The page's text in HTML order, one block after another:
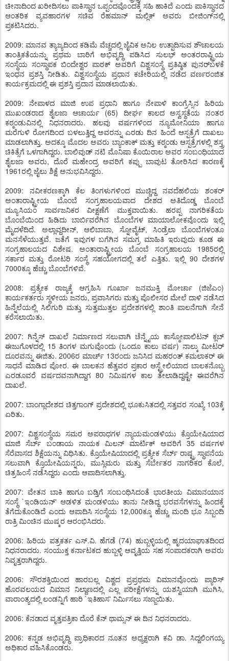
ಚೀನಾದಿಂದ ಖರೀದಿಸಲು ಪಾಕಿಸ್ಥಾನ ಒಪ್ಪಂದವೊಂದಕ್ಕೆ ಸಹಿ ಹಾಕಿದೆ ಎಂದು ಪಾಕಿಸ್ಥಾನದ
ಆಂತರಿಕ ವ್ಯವಹಾರಗಳ ಸಚಿವ ರೆಹಮಾನ್ ಮಲ್ಲಿಕ್ ಅವರು ಬೀಜಿಂಗ್‌ನಲ್ಲಿ
ಪ್ರಕಟಿಸಿದರು.
2009: ಮಾನವ ತ್ಯಾಜ್ಯದಿಂದ ಕಡಿಮೆ ವೆಚ್ಚದಲ್ಲಿ ಜೈವಿಕ ಅನಿಲ ಉತ್ಪಾದಿಸುವ ಶೌಚಾಲಯ
ತಾಂತ್ರಿಕತೆಯನ್ನು ಪ್ರಥಮ ಬಾರಿಗೆ ಅಭಿವೃದ್ಧಿ ಪಡಿಸಿದ ಸುಲಭ್ ಅಂತರರಾಷ್ಟ್ರಿಯ
ಸಂಸ್ಥೆಯ ಸಂಸ್ಥಾಪಕ ಬಿಂದೇಶ್ವರ ಪಾಠಕ್ ಅವರಿಗೆ ವಿಶ್ವಸಂಸ್ಥೆ ಪ್ರತಿಷ್ಠಿತ ಪುನರ್‌ಬಳಕೆ
ಇಂಧನ ಪ್ರಶಸ್ತಿ ನೀಡಿತು. ವಿಶ್ವಸಂಸ್ಥೆಯ ಪ್ರಧಾನ ಕಚೇರಿಯಲ್ಲಿ ನಡೆದ ವರ್ಣರಂಜಿತ
ಕಾರ್ಯಕ್ರಮದಲ್ಲಿ ಈ ಪ್ರಶಸ್ತಿ ಪ್ರದಾನ ಮಾಡಲಾಯಿತು.
2009: ನೇಪಾಳದ ಮಾಜಿ ಉಪ ಪ್ರಧಾನಿ ಹಾಗೂ ನೇಪಾಳಿ ಕಾಂಗ್ರೆಸ್ಸಿನ ಹಿರಿಯ
ಮುಖಂಡರಾದ ಶೈಲಜಾ ಆಚಾರ್ಯ (65) ದೀರ್ಘ ಕಾಲದ ಅಸ್ವಸ್ಥತೆಯ ನಂತರ
ಕಠ್ಮಂಡುವಿನಲ್ಲಿ ನಿಧನರಾದರು. ಹಲವು ವರ್ಷಗಳಿಂದ ನ್ಯೂಮೋನಿಯಾ ಹಾಗೂ
ಮರೆಗುಳಿ ರೋಗದಿಂದ ಬಳಲುತ್ತಿದ್ದ ಅವರನ್ನು ಎರಡು ದಿನ ಹಿಂದೆ ಆಸ್ಪತ್ರೆಗೆ ದಾಖಲು
ಮಾಡಲಾಗಿತ್ತು. ಅದಕ್ಕೂ ಮೊದಲ ಅವರು ಬ್ಯಾಂಕಾಕ್ ಮತ್ತು ಕಠ್ಮಂಡು ಆಸ್ಪತ್ರೆಗಳಲ್ಲಿ ಶಸ್ತ್ರ
ಚಿಕಿತ್ಸೆಗೆ ಒಳಗಾಗಿದ್ದರು. ಬಾಲಿವುಡ್ ನಟಿ ಮೊನಿಷಾ ಕೊಯಿರಾಲ ಅವರ ಸಂಬಂಧಿಯಾದ
ಶೈಲಜಾ ಅವರು, ದೊರೆ ಮಹೇಂದ್ರ ಅವರಿಗೆ ಕಪ್ಪು ಬಾವುಟ ತೋರಿಸಿದ ಕಾರಣಕ್ಕೆ
1961ರಲ್ಲಿ ಜೈಲು ಶಿಕ್ಷೆ ಅನುಭವಿಸಿದ್ದರು.
2009: ನವೀಕರಣಕ್ಕಾಗಿ ಕೆಲ ತಿಂಗಳುಗಳಿಂದ ಮುಚ್ಚಿದ್ದ ನವದೆಹಲಿಯ ಶಂಕರ್
ಅಂತಾರಾಷ್ಟ್ರೀಯ ಬೊಂಬೆ ಸಂಗ್ರಹಾಲಯವಾದ ದೇಶದ ಅತಿದೊಡ್ಡ ಬೊಂಬೆ
ಮ್ಯೂಸಿಯಂ ಸಾರ್ವಜನಿಕರ ವೀಕ್ಷಣೆಗೆ ಮುಕ್ತವಾಯಿತು. ಹರಪ್ಪ ನಾಗರಿಕತೆಯ
ಬೊಂಬೆಯಿಂದ ಹಿಡಿದು ಬಾರ್ಬಿವರೆಗಿನ ಬೊಂಬೆಗಳ ಮಾಯಾಲೋಕವೊಂದು ಇಲ್ಲಿ
ಮೈದಳೆದಿದೆ. ಅಲ್ಲಾವ್ದದೀನ್, ಆಲಿಬಾಬಾ, ಸ್ನೋವೈಟ್, ಸಿಂಡ್ರೆಲಾ ಬೊಂಬೆಗಳಂತೂ
ಮನಸೆಳೆಯುತ್ತವೆ. ಜತೆಗೆ ಇವುಗಳ ಬಗೆಗಿನ ಸಮಗ್ರ ಮಾಹಿತಿ ಇರುವುದು ಕೂಡ ಈ
ಸಂಗ್ರಹಾಲಯದ ವಿಶೇಷ. ಅಂತಾರಾಷ್ಟ್ರೀಯ ಬೊಂಬೆ ಸಂಗ್ರಹಾಲಯ 1985ರಲ್ಲಿ
ಸರ್ಕಾರ ಮತ್ತು ರೋಟರಿ ಸಂಸ್ಥೆ ಸಹಯೋಗದಲ್ಲಿ ತಲೆ ಎತ್ತಿತು. ಇಲ್ಲಿ 90 ದೇಶಗಳ
7000ಕ್ಕೂ ಹೆಚ್ಚು ಬೊಂಬೆಗಳಿವೆ.
2008: ಪ್ರತ್ಯೇಕ ರಾಜ್ಯಕ್ಕೆ ಆಗ್ರಹಿಸಿ ಗೂರ್ಖಾ ಜನಮುಕ್ತಿ ಮೋರ್ಚಾ (ಜಿಜೆಎಂ)
ಕಾರ್ಯಕರ್ತರು ಸ್ಥಳೀಯ ಜನರು, ಪ್ರವಾಸಿಗರು ಮತ್ತು ಪೊಲೀಸರ ಮೇಲೆ ದಾಳಿ ನಡೆಸಿದ
ಹಿನ್ನೆಲೆಯಲ್ಲಿ ಸಿಲಿಗುರಿ ಮತ್ತು ಸುತ್ತಮುತ್ತಲ ಪ್ರದೇಶಗಳಲ್ಲಿ ಶಾಂತಿ ಪಾಲನೆಗಾಗಿ ಸೇನೆ
ಕರೆಸಲಾಯಿತು.
2007: ಗಿನ್ನೆಸ್ ದಾಖಲೆ ನಿರ್ಮಾಣದ ಸಲುವಾಗಿ ಚೆನ್ನೈಯ ಕಾಸ್ಮೋಪಾಲಿಟನ್ ಕ್ಲಬ್
ಈಜುಗೊಳದಲ್ಲಿ 15 ತಿಂಗಳ ಮಗುವೊಂದು (ಒಂದೂ ಕಾಲು ವರ್ಷ) ನಾಲ್ಕು ಮೀಟರ್
ದೂರವನ್ನು ಈಜಿತು. 2006ರ ಮಾರ್ಚ್ 13ರಂದು ಜನಿಸಿದ ಮಹರಂತ್ ಕಮಲಾಕರ್ ಈ
ಸಾಧನೆ ಮಾಡಿದ ಪೋರ. ಈ ಬಾಲಕನ ಹೆತ್ತವರ ಪ್ರಕಾರ ಆಸ್ಟ್ರೇಲಿಯಾದ ಬಾಲಕನೊಬ್ಬ
ಎರಡೂವರೆ ವರ್ಷದವನಾಗಿದ್ದಾಗ 80 ನಿಮಿಷಗಳ ಕಾಲ ತೇಲಾಡಿದ್ದಷ್ಟೇ ಈವರೆಗಿನ
ದಾಖಲೆ.
2007: ಬಾಂಗ್ಲಾದೇಶದ ಚಿತ್ತಗಾಂಗ್ ಪ್ರದೇಶದಲ್ಲಿ ಭೂಕುಸಿತದಲ್ಲಿ ಸತ್ತವರ ಸಂಖ್ಯೆ 103ಕ್ಕೆ
ಏರಿತು.
2007: ವಿಶ್ವಸಂಸ್ಥೆಯ ಸಮರ ಅಪರಾಧಗಳ ನ್ಯಾಯಮಂಡಳಿಯು ಕ್ರೊಯೇಷಿಯಾದ
ಮಾಜಿ ಸೆರ್ಬ್ ಬಂಡಾಯ ನಾಯಕ ಮಿಲನ್ ಮಾರ್ಟಿಕ್ ಅವರಿಗೆ 35 ವರ್ಷಗಳ
ಸೆರೆವಾಸದ ಶಿಕ್ಷೆಯನ್ನು ವಿಧಿಸಿತು. ಕ್ರೊಯೇಷಿಯಾದಲ್ಲಿ ಪ್ರತ್ಯೇಕ ಸೆರ್ಬ್ ರಾಷ್ಟ್ರ ಸ್ಥಾಪನೆಯ
ಸಲುವಾಗಿ ಕ್ರೊಯೇಷಿಯನ್ನರು, ಮುಸ್ಲಿಮರು ಮತ್ತು ಸೆರ್ಬೇತರ ನಾಗರಿಕರ ಕೊಲೆ,
ಚಿತ್ರಹಿಂಸೆ ನಡೆಸಿದ್ದರು ಎಂದು ಆಪಾದಿಸಲಾಗಿತ್ತು.
2007: ವೇತನ ಬಾಕಿ ಹಾಗೂ ಬಡ್ತಿಗೆ ಸಂಬಂಧಿಸಿದಂತೆ ಭಾರತೀಯ ವಿಮಾನಯಾನ
ಸಂಸ್ಥೆ `ಇಂಡಿಯನ್' ಆಡಳಿತ ಮಂಡಳಿಯು ತಾನು ನೀಡಿದ್ದ ಭರವಸೆಗಳನ್ನು ಹಿಂದಕ್ಕೆ
ತೆಗೆದುಕೊಂಡಿದೆ ಎಂದು ಆಪಾದಿಸಿ ಸಂಸ್ಥೆಯ 12,000ಕ್ಕೂ ಹೆಚ್ಚು ಮಂದಿ ಭೂ ಸಿಬ್ಬಂದಿ
ರಾತ್ರಿ ಮಿಂಚಿನ ಮುಷ್ಕರ ಆರಂಭಿಸಿದರು.
2006: ಹಿರಿಯ ಪತ್ರಕರ್ತ ಎಸ್.ವಿ. ಹೆಗಡೆ (74) ಹುಬ್ಬಳ್ಳಿಯಲ್ಲಿ ಹೃದಯಾಘಾತದಿಂದ
ನಿಧನರಾದರು. ಸಂಯುಕ್ತ ಕರ್ನಾಟಕದ ಹುಬ್ಬಳ್ಳಿ ಆವೃತ್ತಿಯ ಸಹ ಸಂಪಾದಕರಾಗಿ ಅವರು
ನಿವೃತ್ತರಾಗಿದ್ದರು.
2006: ಸೌರಶಕ್ತಿಯಿಂದ ಹಾರಬಲ್ಲ ವಿಶ್ವದ ಪ್ರಪ್ರಥಮ ವಿಮಾನವೊಂದು ಪ್ಯಾರಿಸ್
ಹೊರವಲಯದ ವಿಮಾನ ನಿಲ್ದಾಣದಲ್ಲಿ ಎಲ್ಲ ಪರೀಕ್ಷೆಗಳನ್ನು ಯಶಸ್ವಿಯಾಗಿ ಮುಗಿಸಿ,
ವಾರಾಂತ್ಯದಲ್ಲಿ ಲಂಡನ್ನಿಗೆ ಹಾರಿ `ಇತಿಹಾಸ' ನಿರ್ಮಿಸಲು ಸಜ್ಜಾಯಿತು.
2006: ಕೆನಡಾದ ವೃತ್ತಪತ್ರಿಕಾ ದೊರೆ ಕೆನ್ ಥಾಮ್ಸನ್ ಈ ದಿನ ನಿಧನರಾದರು.
2006: ಕನ್ನಡ ಅಭಿವೃದ್ಧಿ ಪ್ರಾಧಿಕಾರದ ನೂತನ ಅಧ್ಯಕ್ಷರಾಗಿ ಕವಿ ಡಾ. ಸಿದ್ದಲಿಂಗಯ್ಯ
ಅಧಿಕಾರ ವಹಿಸಿಕೊಂಡರು.